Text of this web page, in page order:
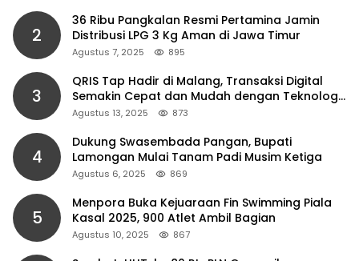
2
36 Ribu Pangkalan Resmi Pertamina Jamin
Distribusi LPG 3 Kg Aman di Jawa Timur
Agustus 7, 2025 895
3
QRIS Tap Hadir di Malang, Transaksi Digital
Semakin Cepat dan Mudah dengan Teknologi
NFC
Agustus 13, 2025 873
4
Dukung Swasembada Pangan, Bupati
Lamongan Mulai Tanam Padi Musim Ketiga
Agustus 6, 2025 869
5
Menpora Buka Kejuaraan Fin Swimming Piala
Kasal 2025, 900 Atlet Ambil Bagian
Agustus 10, 2025 867